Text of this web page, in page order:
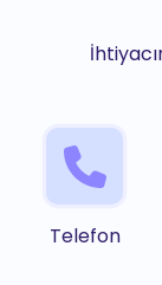
Telefon